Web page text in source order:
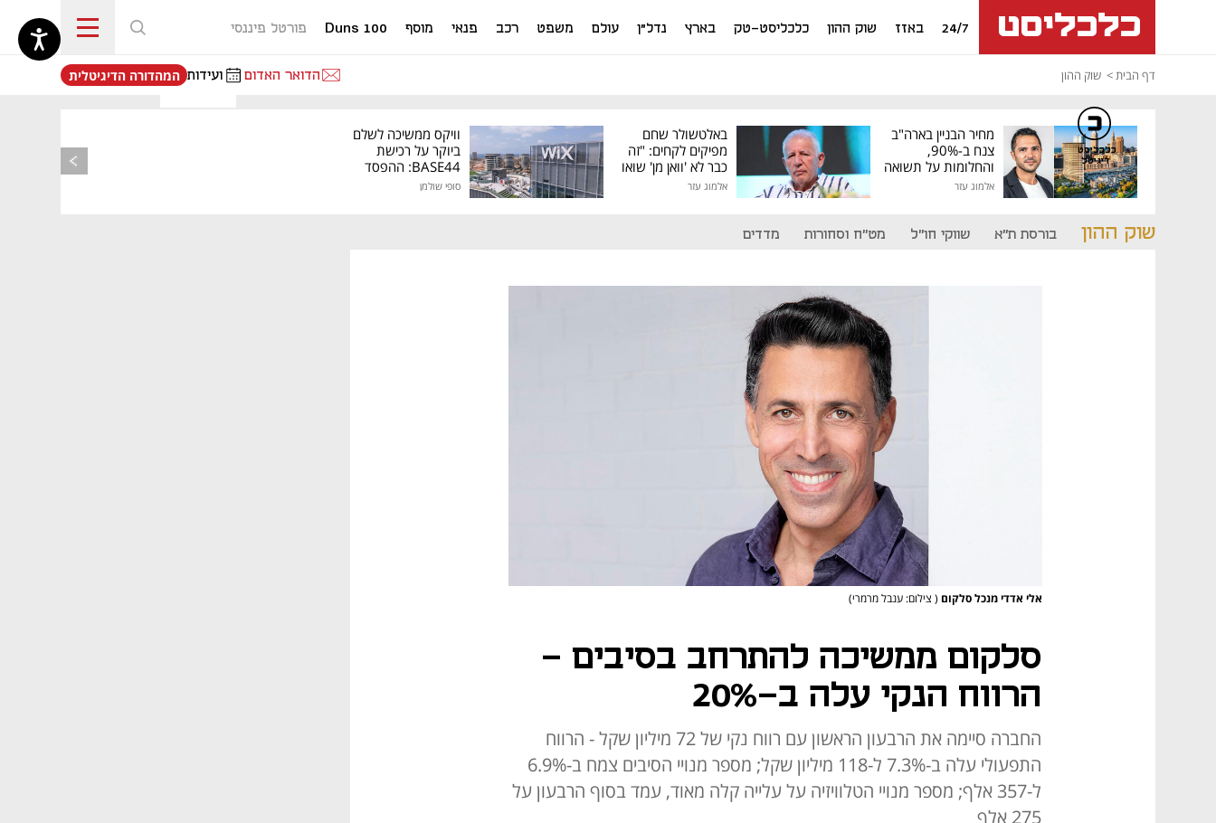
24/7 באזז שוק ההון כלכליסט-טק בארץ נדל"ן עולם משפט רכב פנאי מוסף Duns 100 פורטל פיננסי
דף הבית שוק ההון הדואר האדום ועידות
נפתח בכרטיסייה חדשה
המהדורה הדיגיטלית
מחיר הבניין בארה"ב
צנח ב-90%,
והחלומות על תשואה
גבוהה התנפצו
אלמוג עזר
באלטשולר שחם
מפיקים לקחים: "זה
כבר לא 'וואן מן' שואו
של גילעד"
אלמוג עזר
וויקס ממשיכה לשלם
ביוקר על רכישת
BASE44: ההפסד
סופי שולמן
שוק ההון בורסת ת"א שווקי חו"ל מט"ח וסחורות מדדים
אלי אדדי מנכל סלקום ( צילום: ענבל מרמרי)
כלכליסט
דיגיטל
סלקום ממשיכה להתרחב בסיבים -
הרווח הנקי עלה ב-20%
החברה סיימה את הרבעון הראשון עם רווח נקי של 72 מיליון שקל - הרווח
התפעולי עלה ב-7.3% ל-118 מיליון שקל; מספר מנויי הסיבים צמח ב-6.9%
ל-357 אלף; מספר מנויי הטלוויזיה על עלייה קלה מאוד, עמד בסוף הרבעון על
275 אלף